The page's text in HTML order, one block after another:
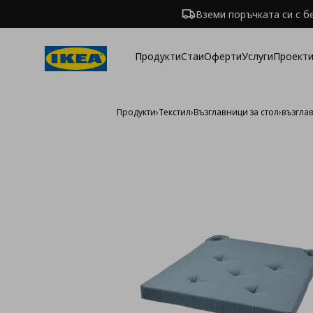
Вземи поръчката си с
ПродуктиСтаиОфертиУслуги
Продукти›Текстил›Възглавници за стол›